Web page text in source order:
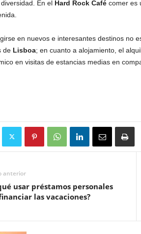
En el Hard Rock Cafécomer es
en nuevos e interesantes destinos no
de Lisboa; en cuanto a alojamiento, el
en visitas de estancias medias en
anterior
usar préstamos personales
las vacaciones?